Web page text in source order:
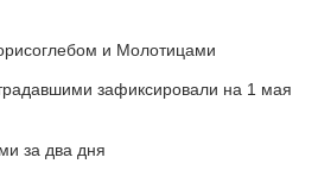
и Молотицами
зафиксировали на 1 мая
за два дня